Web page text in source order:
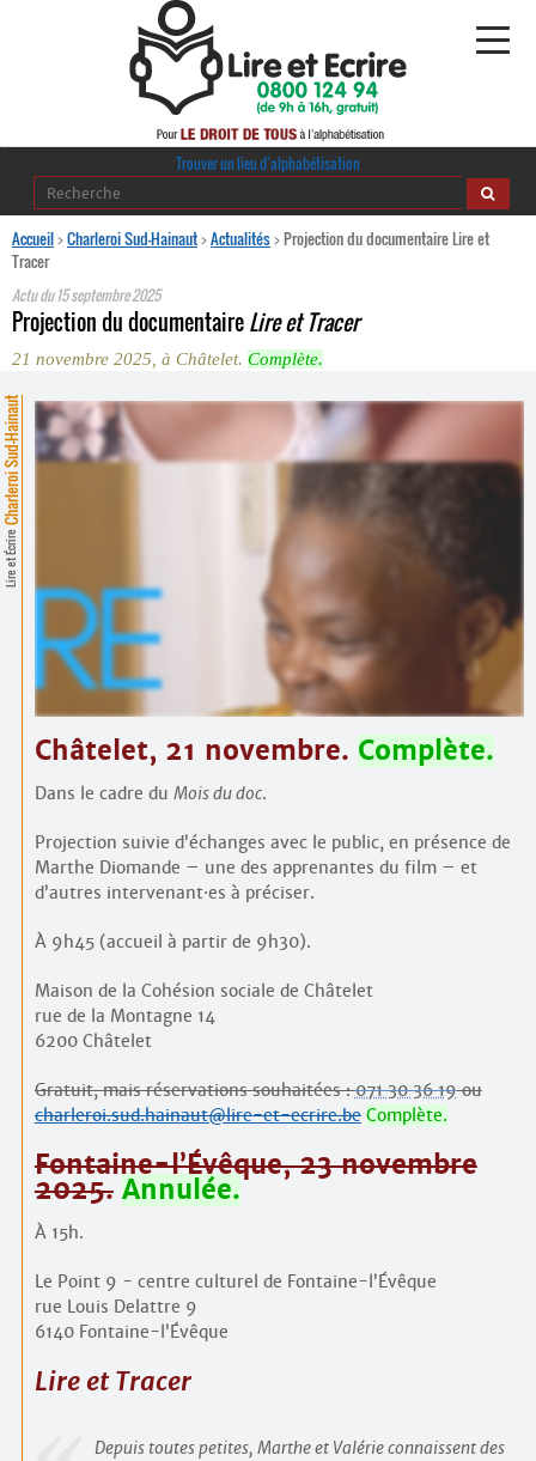
Alphabétisation
Regards croisés
Ressources pédagogiques
Comprendre et parler
Bienvenue en Belgique
Espace presse
Trouver un lieu d’alphabétisation
Trouver un lieu d’alphabétisation
Accueil>Charleroi Sud-Hainaut>Actualités>Projection du documentaire Lire et
Tracer
Actu du15 septembre 2025
Projection du documentaireLire et Tracer
21 novembre 2025, à Châtelet. Complète.
Lire et Écrire
Charleroi Sud-Hainaut
Châtelet, 21 novembre. Complète.
Dans le cadre du Mois du doc.
Projection suivie d’échanges avec le public, en présence de
Marthe Diomande – une des apprenantes du film – et
d’autres intervenant·es à préciser.
À 9h45 (accueil à partir de 9h30).
Maison de la Cohésion sociale de Châtelet
rue de la Montagne 14
6200 Châtelet
Gratuit, mais réservations souhaitées :071 30 36 19ou
charleroi.sud.hainaut@lire-et-ecrire.be Complète.
Fontaine-l’Évêque, 23 novembre
2025. Annulée.
À 15h.
Le Point 9 - centre culturel de Fontaine-l’Évêque
rue Louis Delattre 9
6140 Fontaine-l’Évêque
Lire et Tracer
Depuis toutes petites, Marthe et Valérie connaissent des